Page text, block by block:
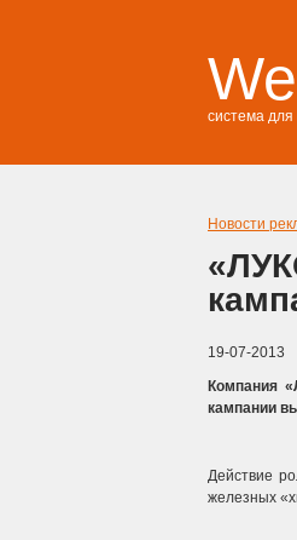
система
Новости
19-07-2013
Компания
кампании
Действие
железных